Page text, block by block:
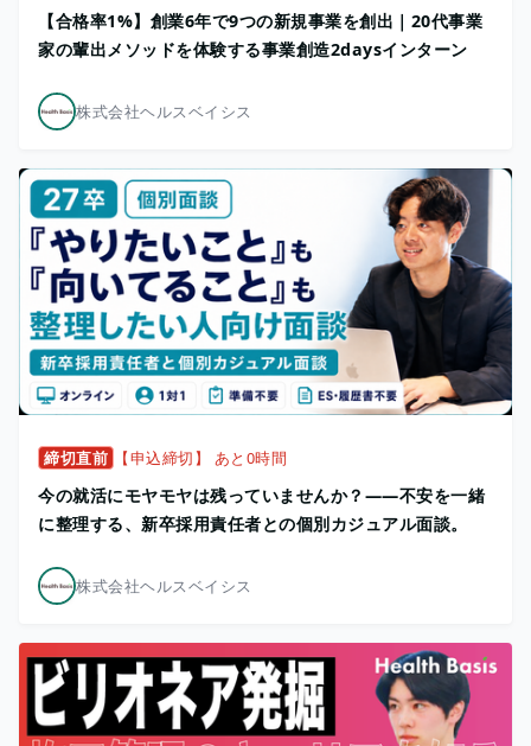
【合格率1%】創業6年で9つの新規事業を創出｜20代事業
家の輩出メソッドを体験する事業創造2daysインターン
株式会社ヘルスベイシス
締切直前 【申込締切】 あと0時間
今の就活にモヤモヤは残っていませんか？——不安を一緒
に整理する、新卒採用責任者との個別カジュアル面談。
株式会社ヘルスベイシス